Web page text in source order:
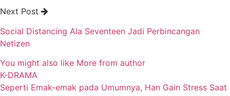
Next Post
Social Distancing Ala Seventeen Jadi Perbincangan
Netizen
You might also like More from author
K-DRAMA
Seperti Emak-emak pada Umumnya, Han Gain Stress Saat